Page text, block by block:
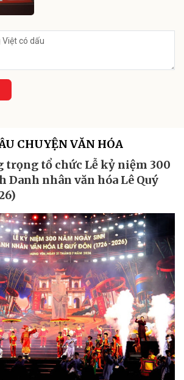
CHUYỆN VĂN HÓA
trọng tổ chức Lễ kỷ niệm 300
Danh nhân văn hóa Lê Quý